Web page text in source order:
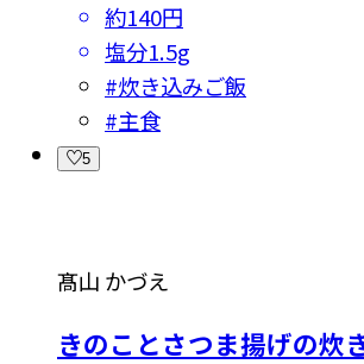
約140円
塩分1.5g
#炊き込みご飯
#主食
5
髙山 かづえ
きのことさつま揚げの炊